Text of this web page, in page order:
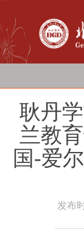
耿丹
兰教
国-爱
发布